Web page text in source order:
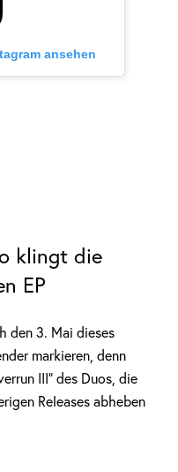
ansehen
klingt die
EP
den 3. Mai dieses
markieren, denn
III“ des Duos, die
Releases abheben